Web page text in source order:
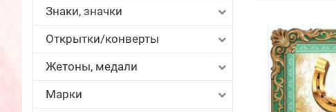
Знаки, значки
Открытки/конверты
Жетоны, медали
Марки